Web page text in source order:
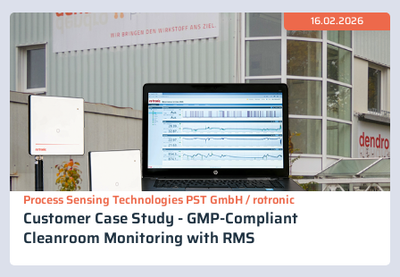
16.02.2026
Process Sensing Technologies PST GmbH / rotronic
Customer Case Study - GMP-Compliant
Cleanroom Monitoring with RMS